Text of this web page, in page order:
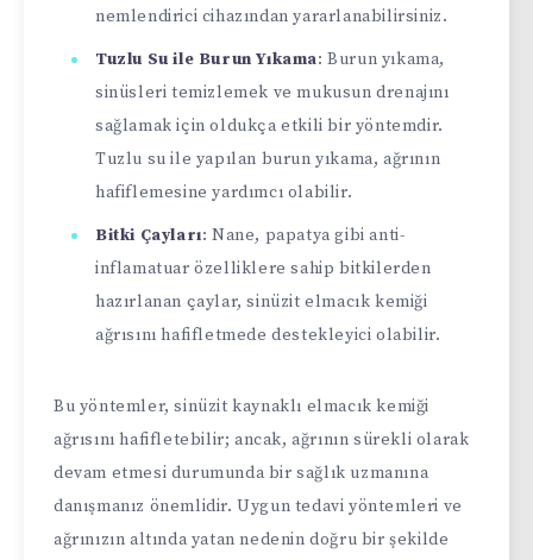
nemlendirici cihazından yararlanabilirsiniz.
Tuzlu Su ile Burun Yıkama: Burun yıkama,
sinüsleri temizlemek ve mukusun drenajını
sağlamak için oldukça etkili bir yöntemdir.
Tuzlu su ile yapılan burun yıkama, ağrının
hafiflemesine yardımcı olabilir.
Bitki Çayları: Nane, papatya gibi anti-
inflamatuar özelliklere sahip bitkilerden
hazırlanan çaylar, sinüzit elmacık kemiği
ağrısını hafifletmede destekleyici olabilir.
Bu yöntemler, sinüzit kaynaklı elmacık kemiği
ağrısını hafifletebilir; ancak, ağrının sürekli olarak
devam etmesi durumunda bir sağlık uzmanına
danışmanız önemlidir. Uygun tedavi yöntemleri ve
ağrınızın altında yatan nedenin doğru bir şekilde